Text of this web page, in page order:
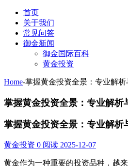
首页
关于我们
常见问答
御金新闻
御金国际百科
黄金投资
Home-掌握黄金投资全景：专业解
掌握黄金投资全景：专业解析
掌握黄金投资全景：专业解析
黄金投资 0 阅读 2025-12-07
黄金作为一种重要的投资品种，越